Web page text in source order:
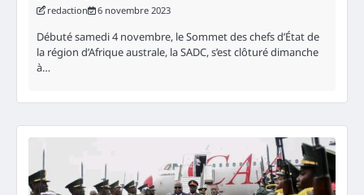
redaction 6 novembre 2023
Débuté samedi 4 novembre, le Sommet des chefs d’État de
la région d’Afrique australe, la SADC, s’est clôturé dimanche
à…